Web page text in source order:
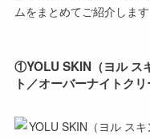
ムをまとめてご紹介します
①YOLU SKIN（ヨル ス
ト／オーバーナイトク